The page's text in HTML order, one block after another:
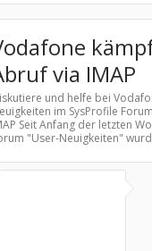
via IMAP
und helfe bei
im SysProfile
Seit Anfang der letzten
"User-Neuigkeiten"